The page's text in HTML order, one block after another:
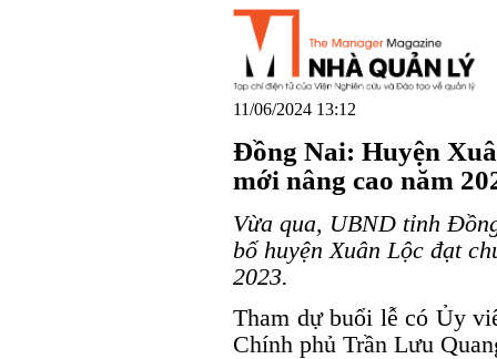
11/06/2024 13:12
Đồng Nai: Huyện
mới nâng cao năm
Vừa qua, UBND tỉnh
bố huyện Xuân Lộc đạt
2023.
Tham dự buổi lễ có Ủy
Chính phủ Trần Lưu